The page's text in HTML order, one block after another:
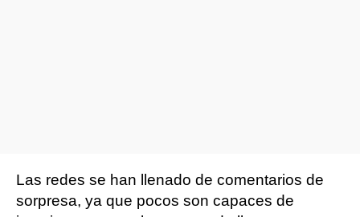
Las redes se han llenado de comentarios de
sorpresa, ya que pocos son capaces de